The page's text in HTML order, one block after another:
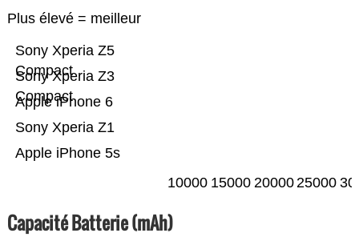
Plus élevé = meilleur
Apple iPhone 5s
Sony Xperia Z1
Apple iPhone 6
Sony Xperia Z3
Compact
Sony Xperia Z5
Compact
10000 15000 2000025000
Capacité Batterie (mAh)